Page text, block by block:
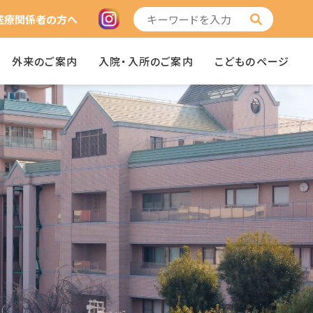
療関係者の方へ
外来のご案内 入院・入所のご案内 こどものページ